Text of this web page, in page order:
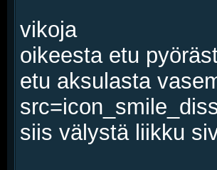
vikoja
oikeesta etu
etu aksulasta
siis välystä liikku